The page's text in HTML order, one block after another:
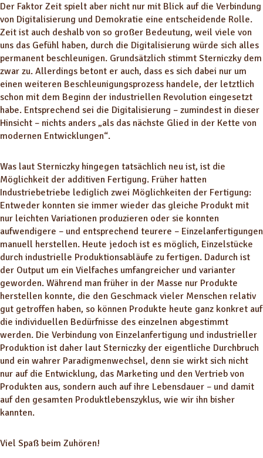
Der Faktor Zeit spielt aber nicht nur mit Blick auf die Verbindung
von Digitalisierung und Demokratie eine entscheidende Rolle.
Zeit ist auch deshalb von so großer Bedeutung, weil viele von
uns das Gefühl haben, durch die Digitalisierung würde sich alles
permanent beschleunigen. Grundsätzlich stimmt Sterniczky dem
zwar zu. Allerdings betont er auch, dass es sich dabei nur um
einen weiteren Beschleunigungsprozess handele, der letztlich
schon mit dem Beginn der industriellen Revolution eingesetzt
habe. Entsprechend sei die Digitalisierung – zumindest in dieser
Hinsicht – nichts anders „als das nächste Glied in der Kette von
modernen Entwicklungen“.
Was laut Sterniczky hingegen tatsächlich neu ist, ist die
Möglichkeit der additiven Fertigung. Früher hatten
Industriebetriebe lediglich zwei Möglichkeiten der Fertigung:
Entweder konnten sie immer wieder das gleiche Produkt mit
nur leichten Variationen produzieren oder sie konnten
aufwendigere – und entsprechend teurere – Einzelanfertigungen
manuell herstellen. Heute jedoch ist es möglich, Einzelstücke
durch industrielle Produktionsabläufe zu fertigen. Dadurch ist
der Output um ein Vielfaches umfangreicher und varianter
geworden. Während man früher in der Masse nur Produkte
herstellen konnte, die den Geschmack vieler Menschen relativ
gut getroffen haben, so können Produkte heute ganz konkret auf
die individuellen Bedürfnisse des einzelnen abgestimmt
werden. Die Verbindung von Einzelanfertigung und industrieller
Produktion ist daher laut Sterniczky der eigentliche Durchbruch
und ein wahrer Paradigmenwechsel, denn sie wirkt sich nicht
nur auf die Entwicklung, das Marketing und den Vertrieb von
Produkten aus, sondern auch auf ihre Lebensdauer – und damit
auf den gesamten Produktlebenszyklus, wie wir ihn bisher
kannten.
Viel Spaß beim Zuhören!